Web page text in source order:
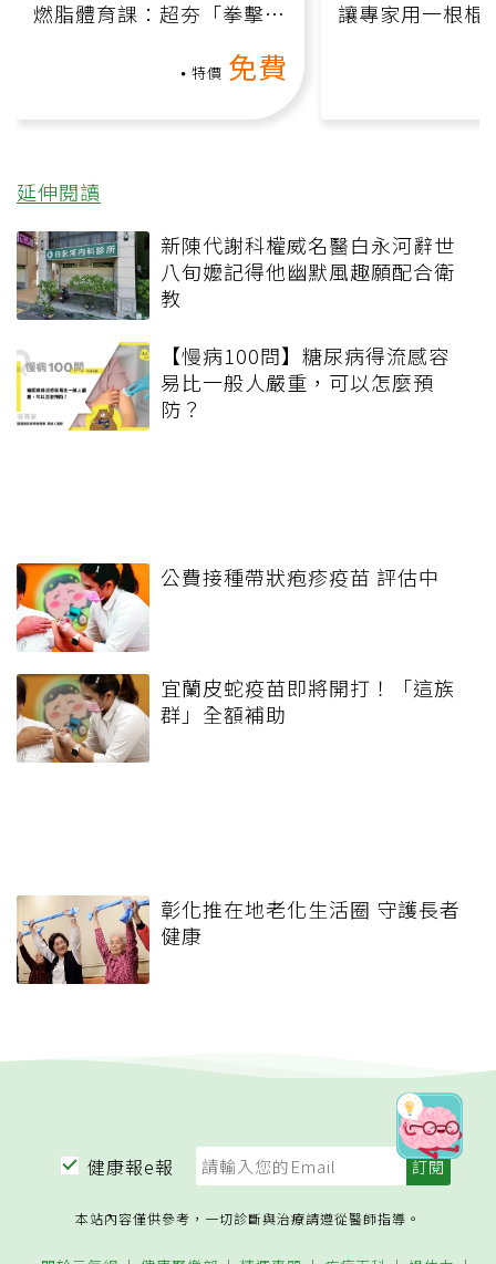
燃脂體育課：超夯「拳擊有
特價 免費
讓專家用一根棍
延伸閱讀
新陳代謝科權威名醫白永河辭世
八旬嬤記得他幽默風趣願配合衛
教
【慢病100問】糖尿病得流感容
易比一般人嚴重，可以怎麼預
防？
公費接種帶狀疱疹疫苗 評估中
宜蘭皮蛇疫苗即將開打！「這族
群」全額補助
彰化推在地老化生活圈 守護長者
健康
健康報e報
本站內容僅供參考，一切診斷與治療請遵從醫師指導。